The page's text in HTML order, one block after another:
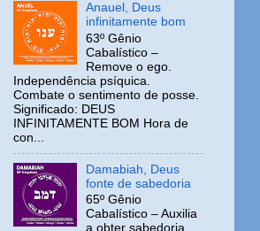
Anauel, Deus
infinitamente bom
63º Gênio
Cabalístico –
Remove o ego.
Independência psíquica.
Combate o sentimento de posse.
Significado: DEUS
INFINITAMENTE BOM Hora de
con...
Damabiah, Deus
fonte de sabedoria
65º Gênio
Cabalístico – Auxilia
a obter sabedoria